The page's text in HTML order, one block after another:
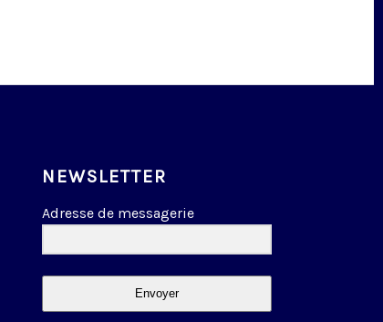
NEWSLETTER
Adresse de messagerie
Envoyer